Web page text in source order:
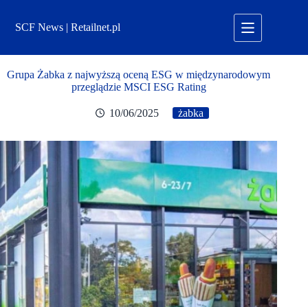
treściSCF News | Retailnet.pl
Grupa Żabka z najwyższą oceną ESG w międzynarodowym
przeglądzie MSCI ESG Rating
10/06/2025 żabka